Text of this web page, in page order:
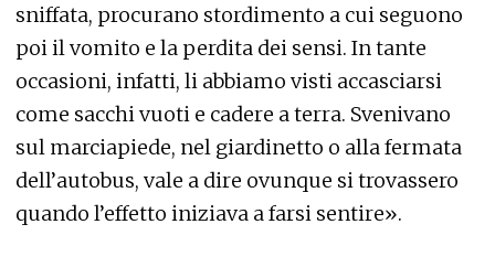
sniffata, procurano stordimento a cui seguono
poi il vomito e la perdita dei sensi. In tante
occasioni, infatti, li abbiamo visti accasciarsi
come sacchi vuoti e cadere a terra. Svenivano
sul marciapiede, nel giardinetto o alla fermata
dell’autobus, vale a dire ovunque si trovassero
quando l’effetto iniziava a farsi sentire».